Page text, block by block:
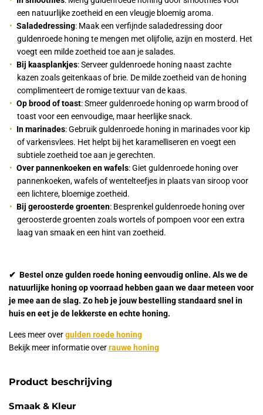
een natuurlijke zoetheid en een vleugje bloemig aroma.
Saladedressing: Maak een verfijnde saladedressing door
guldenroede honing te mengen met olijfolie, azijn en mosterd. Het
voegt een milde zoetheid toe aan je salades.
Bij kaasplankjes: Serveer guldenroede honing naast zachte
kazen zoals geitenkaas of brie. De milde zoetheid van de honing
complimenteert de romige textuur van de kaas.
Op brood of toast: Smeer guldenroede honing op warm brood of
toast voor een eenvoudige, maar heerlijke snack.
In marinades: Gebruik guldenroede honing in marinades voor kip
of varkensvlees. Het helpt bij het karamelliseren en voegt een
subtiele zoetheid toe aan je gerechten.
Over pannenkoeken en wafels: Giet guldenroede honing over
pannenkoeken, wafels of wentelteefjes in plaats van siroop voor
een lichtere, bloemige zoetheid.
Bij geroosterde groenten: Besprenkel guldenroede honing over
geroosterde groenten zoals wortels of pompoen voor een extra
laag van smaak en een hint van zoetheid.
✔ Bestel onze gulden roede honing eenvoudig online. Als we de
natuurlijke honing op voorraad hebben gaan we daar meteen voor
je mee aan de slag. Zo heb je jouw bestelling standaard snel in
huis en eet je de lekkerste en echte honing.
Lees meer overgulden roede honing
Bekijk meer informatie overrauwe honing
Product beschrijving
Smaak & Kleur